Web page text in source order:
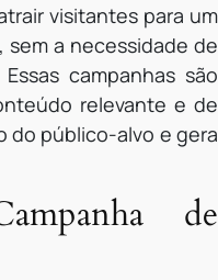
visitantes para um
a necessidade de
campanhas são
relevante e de
do público-alvo e gera
de